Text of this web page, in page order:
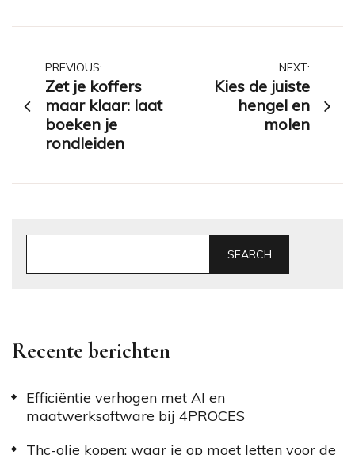
Post
navigation
PREVIOUS:
Zet je koffers
maar klaar: laat
boeken je
rondleiden
NEXT:
Kies de juiste
hengel en
molen
SEARCH
Recente berichten
Efficiëntie verhogen met AI en
maatwerksoftware bij 4PROCES
Thc-olie kopen: waar je op moet letten voor de